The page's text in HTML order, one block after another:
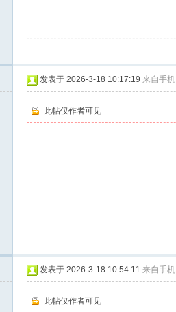
发表于 2026-3-18 10:17:19 来自手机
此帖仅作者可见
发表于 2026-3-18 10:54:11 来自手机
此帖仅作者可见